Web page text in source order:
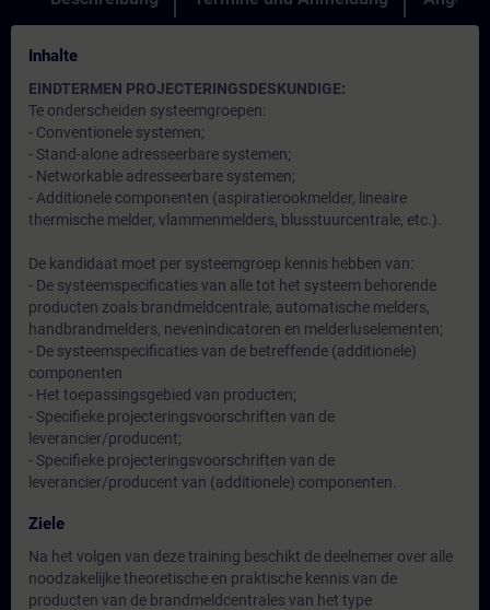
Inhalte
EINDTERMEN PROJECTERINGSDESKUNDIGE:
Te onderscheiden systeemgroepen:
- Conventionele systemen;
- Stand-alone adresseerbare systemen;
- Networkable adresseerbare systemen;
- Additionele componenten (aspiratierookmelder, lineaire
thermische melder, vlammenmelders, blusstuurcentrale, etc.).
De kandidaat moet per systeemgroep kennis hebben van:
- De systeemspecificaties van alle tot het systeem behorende
producten zoals brandmeldcentrale, automatische melders,
handbrandmelders, nevenindicatoren en melderluselementen;
- De systeemspecificaties van de betreffende (additionele)
componenten
- Het toepassingsgebied van producten;
- Specifieke projecteringsvoorschriften van de
leverancier/producent;
- Specifieke projecteringsvoorschriften van de
leverancier/producent van (additionele) componenten.
Ziele
Na het volgen van deze training beschikt de deelnemer over alle
noodzakelijke theoretische en praktische kennis van de
producten van de brandmeldcentrales van het type